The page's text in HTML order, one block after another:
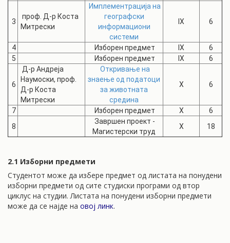
3
проф. Д-р Коста
Митрески
Имплементрација на
географски
информациони
системи
IX 6
4 Изборен предмет IX
6
5
Изборен предмет IX 6
6
Д-р Андреја
Наумоски, проф.
Д-р Коста
Митрески
Откривање на
знаење од податоци
за животната
средина
X 6
7 Изборен предмет X
6
8
Завршен проект -
Магистерски труд
X 18
2.1 Изборни предмети
Студентот може да избере предмет од листата на понудени
изборни предмети од сите студиски програми од втор
циклус на студии. Листата на понудени изборни предмети
може да се најде на овој линк.